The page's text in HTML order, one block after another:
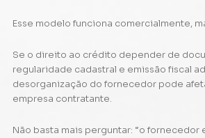
Esse modelo funciona comercialmente,
Se o direito ao crédito depender de
regularidade cadastral e emissão fiscal
desorganização do fornecedor pode
empresa contratante.
Não basta mais perguntar: “o fornecedor